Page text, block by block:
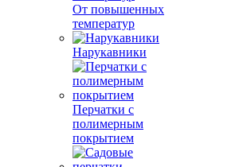
От повышенных
температур
Нарукавники
Перчатки с
полимерным
покрытием